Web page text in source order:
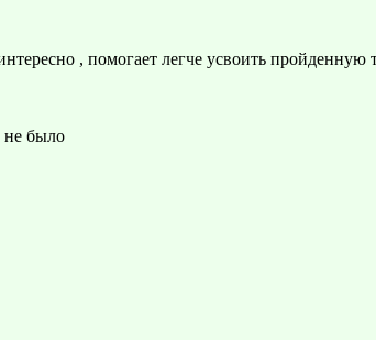
, помогает легче усвоить пройденную
не было